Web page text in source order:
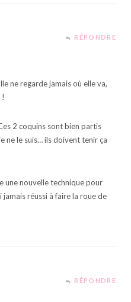
RÉPONDRE
ne regarde jamais où elle va,
!
2 coquins sont bien partis
ne le suis… ils doivent tenir ça
une nouvelle technique pour
jamais réussi à faire la roue de
RÉPONDRE